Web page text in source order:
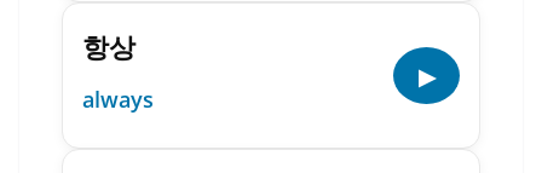
항상
always
▶